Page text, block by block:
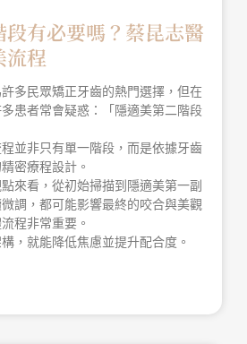
有必要嗎？蔡昆志醫
流程
多民眾矯正牙齒的熱門選擇，但在
患者常會疑惑：「隱適美第二階段
並非只有單一階段，而是依據牙齒
密療程設計。
來看，從初始掃描到隱適美第一副
調，都可能影響最終的咬合與美觀
程非常重要。
，就能降低焦慮並提升配合度。